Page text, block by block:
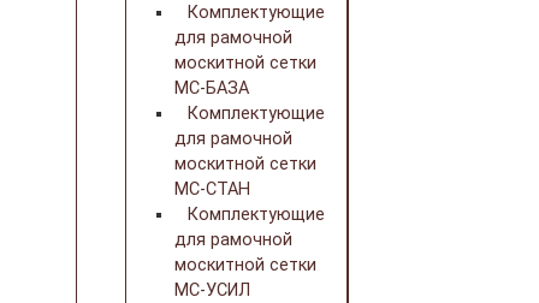
Комплектующие
для рамочной
москитной сетки
МС-БАЗА
Комплектующие
для рамочной
москитной сетки
МС-СТАН
Комплектующие
для рамочной
москитной сетки
МС-УСИЛ